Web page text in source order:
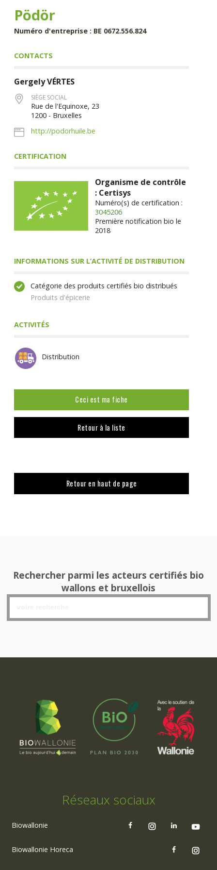
Pödör
Numéro d'entreprise : BE 0672.556.824
CONTACTS
GergelyVÉRTES
SIÈGE SOCIAL
Rue de l'Equinoxe, 23
1200 - Bruxelles
http://podorhuile.be
CERTIFICATION
Organisme de contrôle
: Certisys
Numéro(s) de certification :
3045206
Première notification bio le
2018
INFORMATIONS SUR L’ACTIVITÉ DE DISTRIBUTION
Catégorie des produits certifiés bio distribués
Produits d'épicerie
ACTIVITÉS
Distribution
Ceci est ma fiche
Retour à la liste
Retour en haut de page
Rechercher parmi les acteurs certifiés bio
wallons et bruxellois
Réseaux sociaux
Biowallonie
Biowallonie Horeca